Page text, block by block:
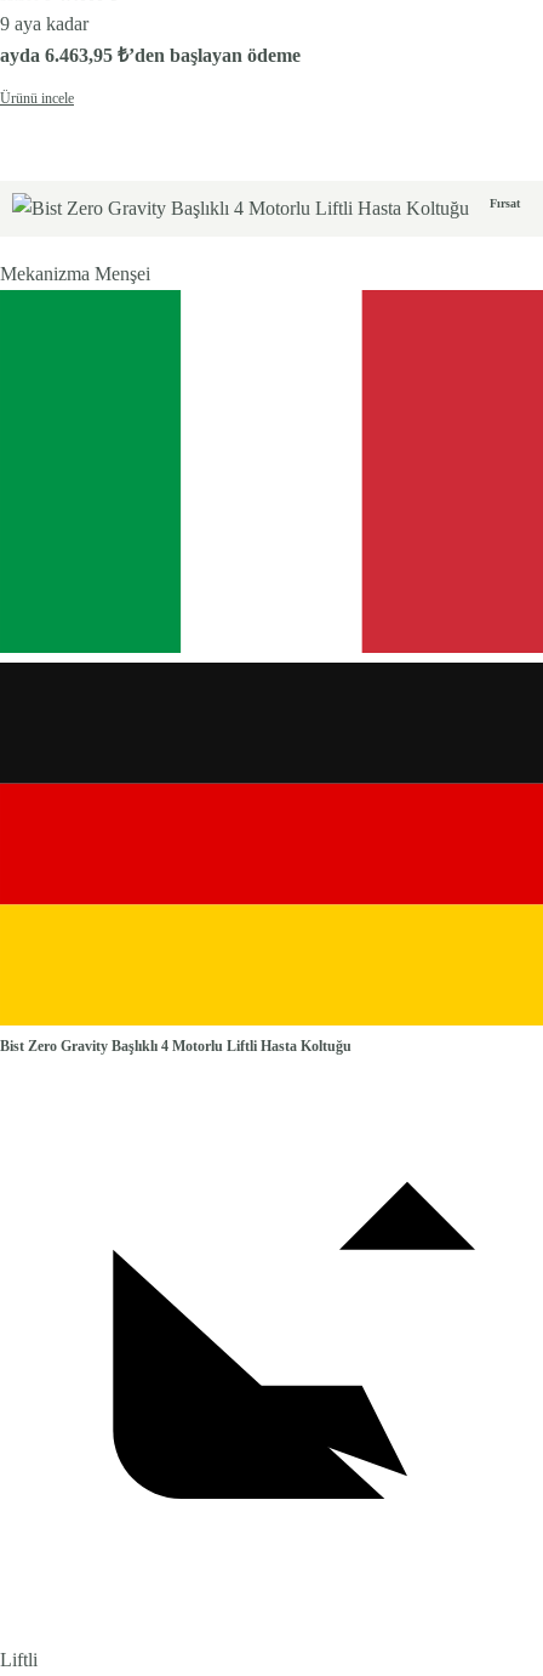
9 aya kadar
ayda 6.463,95 ₺’den başlayan ödeme
Ürünü incele
Fırsat
Mekanizma Menşei
Gri
Bist Zero Gravity Başlıklı 4 Motorlu Liftli Hasta Koltuğu
Liftli